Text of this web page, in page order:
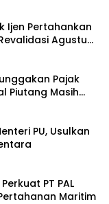
Ijen Pertahankan
Agustus
Pajak
Piutang Masih
PU, Usulkan
PT PAL
Maritim